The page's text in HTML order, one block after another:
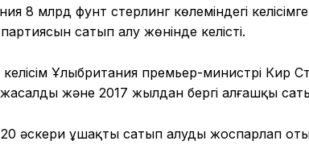
8 млрд фунт стерлинг көлеміндегі
сатып алу жөнінде келісті.
Ұлыбритания премьер-министрі Кир
және 2017 жылдан бергі алғашқы
20 әскери ұшақты сатып алуды жоспарлап